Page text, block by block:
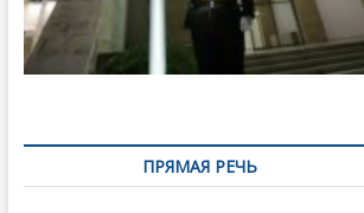
ПРЯМАЯ РЕЧЬ